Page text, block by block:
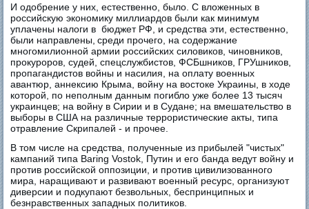
И одобрение у них, естественно, было. С вложенных в
российскую экономику миллиардов были как минимум
уплачены налоги в бюджет РФ, и средства эти, естественно,
были направлены, среди прочего, на содержание
многомилионной армии российских силовиков, чиновников,
прокуроров, судей, спецслужбистов, ФСБшников, ГРУшников,
пропагандистов войны и насилия, на оплату военных
авантюр, аннексию Крыма, войну на востоке Украины, в ходе
которой, по неполным данным погибло уже более 13 тысяч
украинцев; на войну в Сирии и в Судане; на вмешательство в
выборы в США на различные террористические акты, типа
отравление Скрипалей - и прочее.
В том числе на средства, полученные из прибылей "чистых"
кампаний типа Baring Vostok, Путин и его банда ведут войну и
против российской оппозиции, и против цивилизованного
мира, наращивают и развивают военный ресурс, организуют
диверсии и подкупают безвольных, беспринципных и
безнравственных западных политиков.